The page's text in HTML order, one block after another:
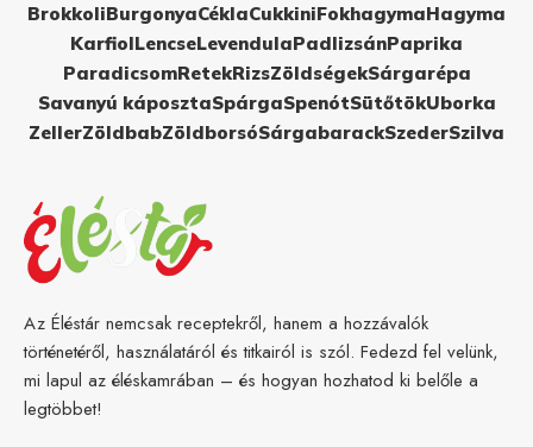
BrokkoliBurgonyaCéklaCukkiniFokhagymaHagyma
KarfiolLencseLevendulaPadlizsánPaprika
ParadicsomRetekRizsZöldségekSárgarépa
Savanyú káposztaSpárgaSpenótSütőtökUborka
ZellerZöldbabZöldborsóSárgabarackSzederSzilva
Az Éléstár nemcsak receptekről, hanem a hozzávalók
történetéről, használatáról és titkairól is szól. Fedezd fel velünk,
mi lapul az éléskamrában – és hogyan hozhatod ki belőle a
legtöbbet!